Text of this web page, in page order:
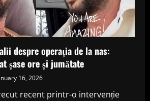
despre operația de la nas:
șase ore și jumătate
16, 2026
recent printr-o intervenție